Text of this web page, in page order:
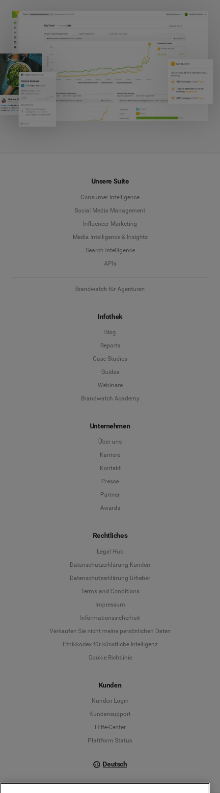
Unsere Suite
Consumer Intelligence
Social Media Management
Influencer Marketing
Media Intelligence & Insights
Search Intelligence
APIs
Brandwatch für Agenturen
Infothek
Blog
Reports
Case Studies
Guides
Webinare
Brandwatch Academy
Unternehmen
Über uns
Karriere
Kontakt
Presse
Partner
Awards
Rechtliches
Legal Hub
Datenschutzerklärung Kunden
Datenschutzerklärung Urheber
Terms and Conditions
Impressum
Informationssicherheit
Verkaufen Sie nicht meine persönlichen Daten
Ethikkodex für künstliche Intelligenz
Cookie Richtlinie
Kunden
Kunden-Login
Kundensupport
Hilfe-Center
Plattform Status
Deutsch
Deutsch
English